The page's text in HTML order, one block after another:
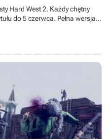
Hard West 2. Każdy chętny
do 5 czerwca. Pełna wersja